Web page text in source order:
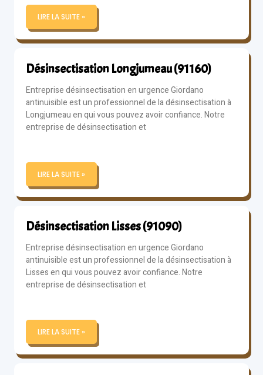
LIRE LA SUITE »
Désinsectisation Longjumeau (91160)
Entreprise désinsectisation en urgence Giordano
antinuisible est un professionnel de la désinsectisation à
Longjumeau en qui vous pouvez avoir confiance. Notre
entreprise de désinsectisation et
LIRE LA SUITE »
Désinsectisation Lisses (91090)
Entreprise désinsectisation en urgence Giordano
antinuisible est un professionnel de la désinsectisation à
Lisses en qui vous pouvez avoir confiance. Notre
entreprise de désinsectisation et
LIRE LA SUITE »